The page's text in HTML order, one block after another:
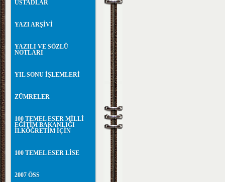
ÜSTADLAR
YAZI ARŞİVİ
YAZILI VE SÖZLÜ
NOTLARI
YIL SONU İŞLEMLERİ
ZÜMRELER
100 TEMEL ESER MİLLİ
EĞİTİM BAKANLIĞI
İLKÖĞRETİM İÇİN
100 TEMEL ESER LİSE
2007 ÖSS